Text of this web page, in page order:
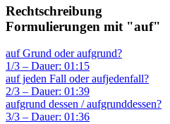
Rechtschreibung
Formulierungen mit "auf"
auf Grund oder aufgrund?
1/3 – Dauer: 01:15
auf jeden Fall oder aufjedenfall?
2/3 – Dauer: 01:39
aufgrund dessen / aufgrunddessen?
3/3 – Dauer: 01:36